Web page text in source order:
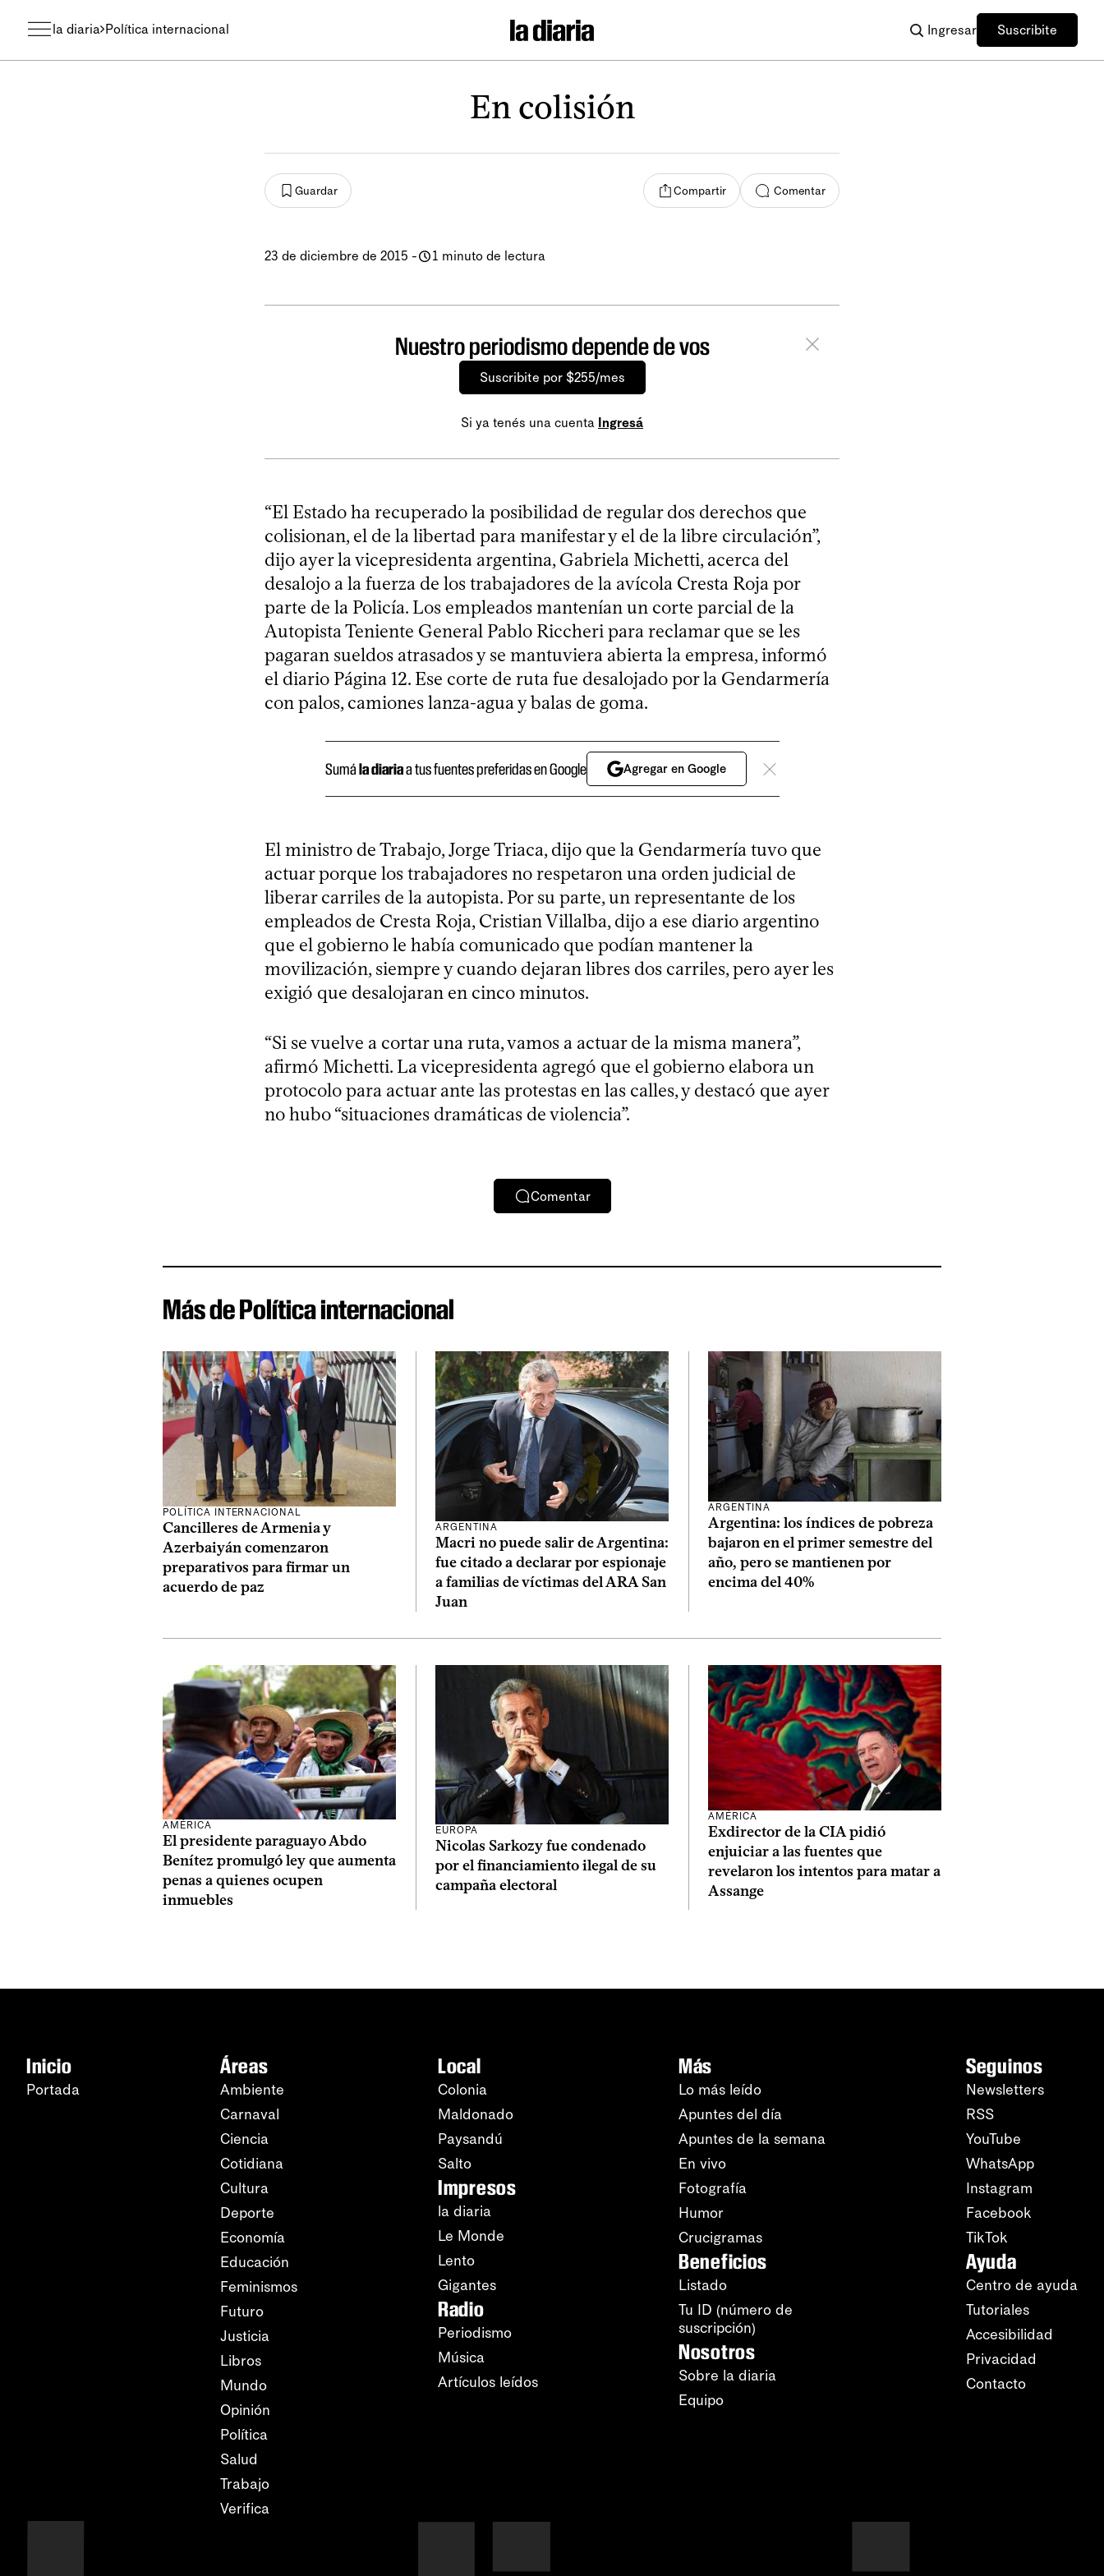
la diaria Política internacional Ingresar Suscribite
En colisión
Guardar Compartir Comentar
23 de diciembre de 2015 - 1 minuto de lectura
Nuestro periodismo depende de vos
Suscribite por $255/mes
Si ya tenés una cuenta Ingresá
“El Estado ha recuperado la posibilidad de regular dos derechos que
colisionan, el de la libertad para manifestar y el de la libre circulación”,
dijo ayer la vicepresidenta argentina, Gabriela Michetti, acerca del
desalojo a la fuerza de los trabajadores de la avícola Cresta Roja por
parte de la Policía. Los empleados mantenían un corte parcial de la
Autopista Teniente General Pablo Riccheri para reclamar que se les
pagaran sueldos atrasados y se mantuviera abierta la empresa, informó
el diario Página 12. Ese corte de ruta fue desalojado por la Gendarmería
con palos, camiones lanza-agua y balas de goma.
Sumála diariaa tus fuentes preferidas en Google Agregar en Google
El ministro de Trabajo, Jorge Triaca, dijo que la Gendarmería tuvo que
actuar porque los trabajadores no respetaron una orden judicial de
liberar carriles de la autopista. Por su parte, un representante de los
empleados de Cresta Roja, Cristian Villalba, dijo a ese diario argentino
que el gobierno le había comunicado que podían mantener la
movilización, siempre y cuando dejaran libres dos carriles, pero ayer les
exigió que desalojaran en cinco minutos.
“Si se vuelve a cortar una ruta, vamos a actuar de la misma manera”,
afirmó Michetti. La vicepresidenta agregó que el gobierno elabora un
protocolo para actuar ante las protestas en las calles, y destacó que ayer
no hubo “situaciones dramáticas de violencia”.
Comentar
Más de Política internacional
POLÍTICA INTERNACIONAL
Cancilleres de Armenia y
Azerbaiyán comenzaron
preparativos para firmar un
acuerdo de paz
ARGENTINA
Macri no puede salir de Argentina:
fue citado a declarar por espionaje
a familias de víctimas del ARA San
Juan
ARGENTINA
Argentina: los índices de pobreza
bajaron en el primer semestre del
año, pero se mantienen por
encima del 40%
AMÉRICA
El presidente paraguayo Abdo
Benítez promulgó ley que aumenta
penas a quienes ocupen
inmuebles
EUROPA
Nicolas Sarkozy fue condenado
por el financiamiento ilegal de su
campaña electoral
AMÉRICA
Exdirector de la CIA pidió
enjuiciar a las fuentes que
revelaron los intentos para matar a
Assange
Inicio
Portada
Áreas
Ambiente
Carnaval
Ciencia
Cotidiana
Cultura
Deporte
Economía
Educación
Feminismos
Futuro
Justicia
Libros
Mundo
Opinión
Política
Salud
Trabajo
Verifica
Local
Colonia
Maldonado
Paysandú
Salto
Impresos
la diaria
Le Monde
Lento
Gigantes
Radio
Periodismo
Música
Artículos leídos
Más
Lo más leído
Apuntes del día
Apuntes de la semana
En vivo
Fotografía
Humor
Crucigramas
Beneficios
Listado
Tu ID (número de
suscripción)
Nosotros
Sobre la diaria
Equipo
Seguinos
Newsletters
RSS
YouTube
WhatsApp
Instagram
Facebook
TikTok
Ayuda
Centro de ayuda
Tutoriales
Accesibilidad
Privacidad
Contacto